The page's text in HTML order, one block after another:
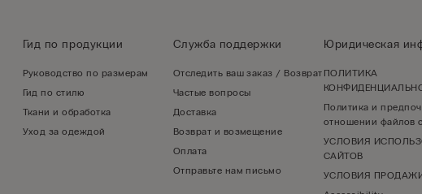
Гид по продукции
Руководство по размерам
Гид по стилю
Ткани и обработка
Уход за одеждой
Служба поддержки
Отследить ваш заказ / Возврат
Частые вопросы
Доставка
Возврат и возмещение
Оплата
Отправьте нам письмо
Юридическая
ПОЛИТИКА
Политика и
отношении файлов
УСЛОВИЯ
САЙТОВ
УСЛОВИЯ